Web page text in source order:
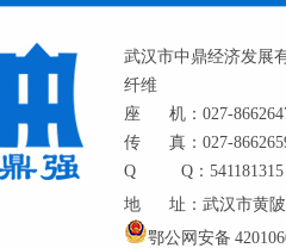
武汉市中鼎经济发展
纤维
座
机：027-
传
真：027-
Q
Q：
地
址：武汉市黄
鄂公网安备